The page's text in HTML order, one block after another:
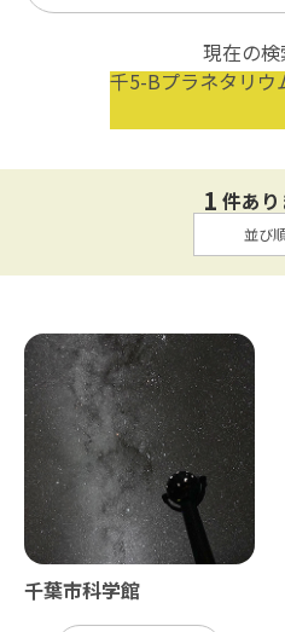
現在の
千5-Bプラネタリウ
1 件あ
並び
千葉市科学館